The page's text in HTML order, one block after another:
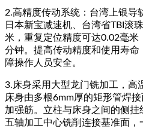
2.高精度传动系统：台湾上银导
日本新宝减速机、台湾省TBI滚
米，重复定位精度可达0.02毫
分钟。提高传动精度和使用寿
障操作人员安全。
3.床身采用大型龙门铣加工，高
床身由多根6mm厚的矩形管焊
加强筋。立柱与床身之间的侧挂
五轴加工中心铣削连接基准面，